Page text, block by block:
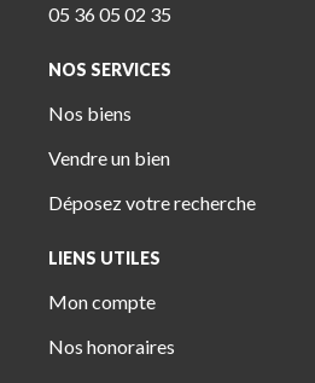
05 36 05 02 35
NOS SERVICES
Nos biens
Vendre un bien
Déposez votre recherche
LIENS UTILES
Mon compte
Nos honoraires